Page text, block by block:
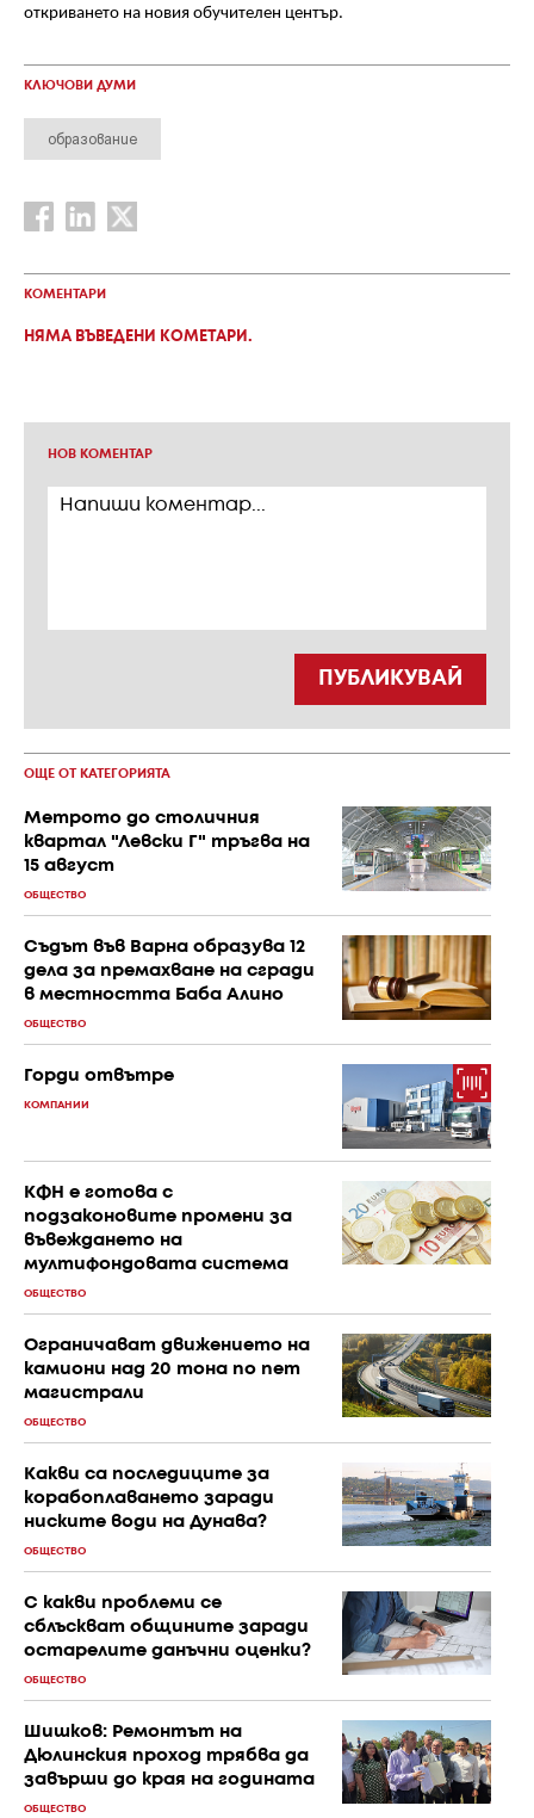
откриването на новия обучителен център.
КЛЮЧОВИ ДУМИ
образование
КОМЕНТАРИ
НЯМА ВЪВЕДЕНИ КОМЕТАРИ.
НОВ КОМЕНТАР
ПУБЛИКУВАЙ
ОЩЕ ОТ КАТЕГОРИЯТА
Метрото до столичния
квартал "Левски Г" тръгва на
15 август
ОБЩЕСТВО
Съдът във Варна образува 12
дела за премахване на сгради
в местността Баба Алино
ОБЩЕСТВО
Горди отвътре
КОМПАНИИ
КФН е готова с
подзаконовите промени за
въвеждането на
мултифондовата система
ОБЩЕСТВО
Ограничават движението на
камиони над 20 тона по пет
магистрали
ОБЩЕСТВО
Какви са последиците за
корабоплаването заради
ниските води на Дунава?
ОБЩЕСТВО
С к акви проблеми се
сблъскват общините заради
остарелите данъчни оценки?
ОБЩЕСТВО
Шишков: Ремонтът на
Дюлинския проход трябва да
завърши до края на годината
ОБЩЕСТВО